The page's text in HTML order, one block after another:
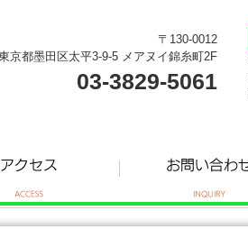
〒130-0012
京都墨田区太平3-9-5 メアヌイ錦糸町2F
03-3829-5061